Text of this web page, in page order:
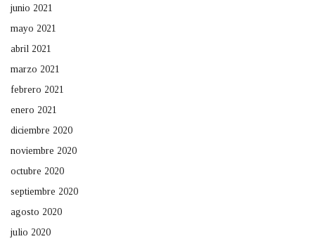
junio 2021
mayo 2021
abril 2021
marzo 2021
febrero 2021
enero 2021
diciembre 2020
noviembre 2020
octubre 2020
septiembre 2020
agosto 2020
julio 2020